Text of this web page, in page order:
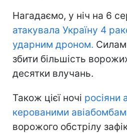
Нагадаємо, у ніч на 6
атакувала Україну 4
ударним дроном.
збити більшість
десятки влучань.
Також цієї ночі росіяни
керованими
ворожого обстрілу